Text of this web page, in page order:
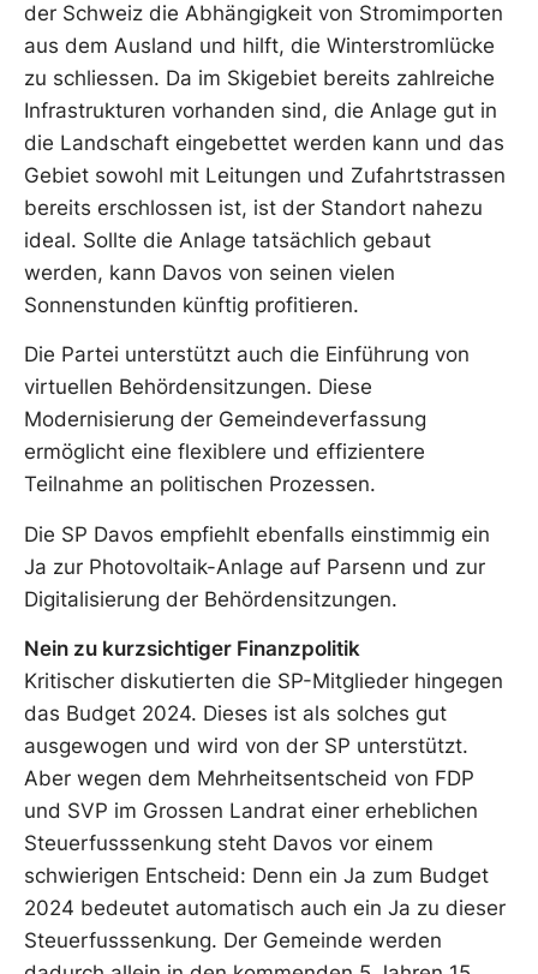
der Schweiz die Abhängigkeit von Stromimporten
aus dem Ausland und hilft, die Winterstromlücke
zu schliessen. Da im Skigebiet bereits zahlreiche
Infrastrukturen vorhanden sind, die Anlage gut in
die Landschaft eingebettet werden kann und das
Gebiet sowohl mit Leitungen und Zufahrtstrassen
bereits erschlossen ist, ist der Standort nahezu
ideal. Sollte die Anlage tatsächlich gebaut
werden, kann Davos von seinen vielen
Sonnenstunden künftig profitieren.
Die Partei unterstützt auch die Einführung von
virtuellen Behördensitzungen. Diese
Modernisierung der Gemeindeverfassung
ermöglicht eine flexiblere und effizientere
Teilnahme an politischen Prozessen.
Die SP Davos empfiehlt ebenfalls einstimmig ein
Ja zur Photovoltaik-Anlage auf Parsenn und zur
Digitalisierung der Behördensitzungen.
Nein zu kurzsichtiger Finanzpolitik
Kritischer diskutierten die SP-Mitglieder hingegen
das Budget 2024. Dieses ist als solches gut
ausgewogen und wird von der SP unterstützt.
Aber wegen dem Mehrheitsentscheid von FDP
und SVP im Grossen Landrat einer erheblichen
Steuerfusssenkung steht Davos vor einem
schwierigen Entscheid: Denn ein Ja zum Budget
2024 bedeutet automatisch auch ein Ja zu dieser
Steuerfusssenkung. Der Gemeinde werden